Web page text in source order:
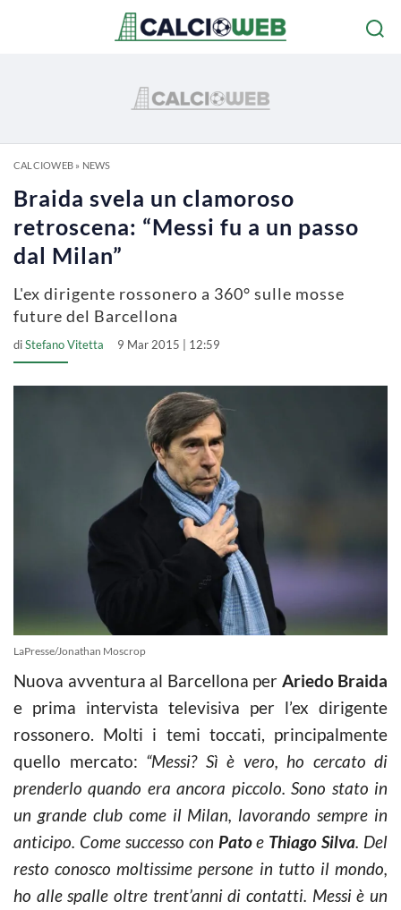
CALCIOWEB» NEWS
Braida svela un clamoroso
retroscena: “Messi fu a un passo
dal Milan”
L'ex dirigente rossonero a 360° sulle mosse
future del Barcellona
diStefano Vitetta 9 Mar 2015 | 12:59
LaPresse/Jonathan Moscrop
Nuova avventura al Barcellona per Ariedo Braida
e prima intervista televisiva per l’ex dirigente
rossonero. Molti i temi toccati, principalmente
quello mercato: “Messi? Sì è vero, ho cercato di
prenderlo quando era ancora piccolo. Sono stato in
un grande club come il Milan, lavorando sempre in
anticipo. Come successo con Patoe Thiago Silva. Del
resto conosco moltissime persone in tutto il mondo,
ho alle spalle oltre trent’anni di contatti. Messi è un